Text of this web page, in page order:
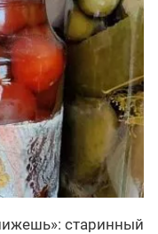
старинный